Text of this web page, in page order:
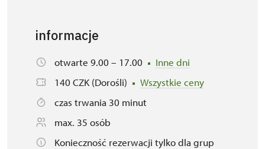
informacje
otwarte 9.00 – 17.00
Inne dni
140 CZK (Dorośli)
Wszystkie ceny
czas trwania 30 minut
max. 35 osób
Konieczność rezerwacji tylko dla grup